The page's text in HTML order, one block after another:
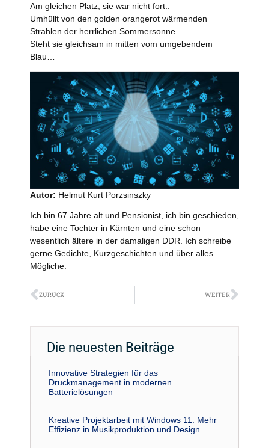
Am gleichen Platz, sie war nicht fort..
Umhüllt von den golden orangerot wärmenden
Strahlen der herrlichen Sommersonne..
Steht sie gleichsam in mitten vom umgebendem
Blau…
Autor: Helmut Kurt Porzsinszky
Ich bin 67 Jahre alt und Pensionist, ich bin geschieden,
habe eine Tochter in Kärnten und eine schon
wesentlich ältere in der damaligen DDR. Ich schreibe
gerne Gedichte, Kurzgeschichten und über alles
Mögliche.
Zurück
ZURÜCK WEITER
Die neuesten Beiträge
Innovative Strategien für das
Druckmanagement in modernen
Batterielösungen
Kreative Projektarbeit mit Windows 11: Mehr
Effizienz in Musikproduktion und Design